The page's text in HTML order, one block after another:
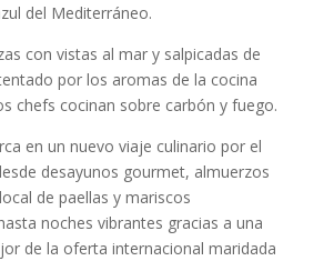
del Mediterráneo.
con vistas al mar y salpicadas de
por los aromas de la cocina
chefs cocinan sobre carbón y fuego.
en un nuevo viaje culinario por el
desayunos gourmet, almuerzos
de paellas y mariscos
noches vibrantes gracias a una
de la oferta internacional maridada